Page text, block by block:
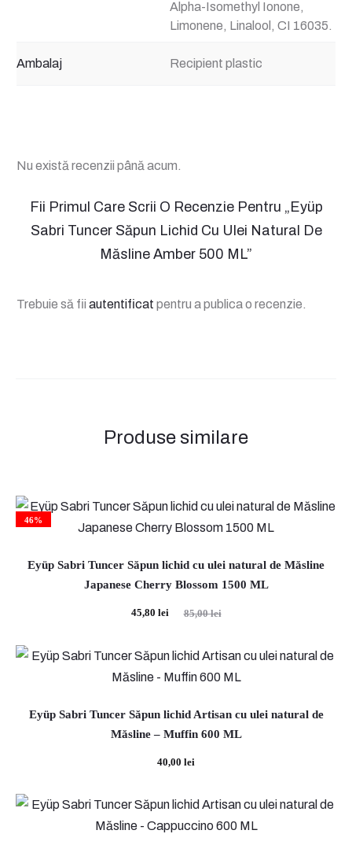
Alpha-Isomethyl Ionone,
Limonene, Linalool, CI 16035.
Ambalaj Recipient plastic
R
e
Nu există recenzii până acum.
Fii Primul Care Scrii O Recenzie Pentru „Eyüp
Sabri Tuncer Săpun Lichid Cu Ulei Natural De
Măsline Amber 500 ML”
Trebuie să fii autentificat pentru a publica o recenzie.
Produse similare
46%
Eyüp Sabri Tuncer Săpun lichid cu ulei natural de Măsline
Japanese Cherry Blossom 1500 ML
85,00lei
Prețul
a
fost:
45,80 lei
Prețul
este:
45,80 lei.
Eyüp Sabri Tuncer Săpun lichid Artisan cu ulei natural de
Măsline – Muffin 600 ML
40,00 lei